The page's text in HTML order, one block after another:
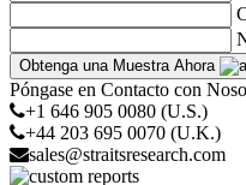
Obtenga una Muestra Ahora
Póngase en Contacto con
+1 646 905 0080 (U.S.)
+44 203 695 0070 (U.K.)
sales@straitsresearch.com